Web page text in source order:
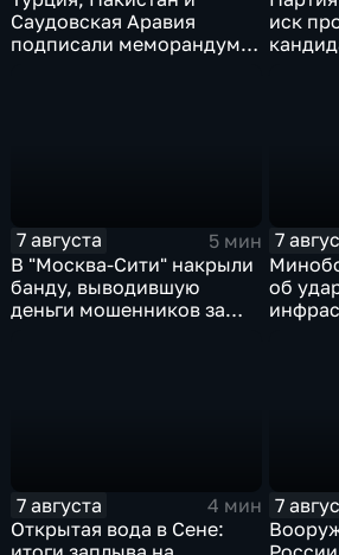
Саудовская Аравия
подписали меморандум о
иск
7 августа
5 мин
В "Москва‑Сити" накрыли
банду, выводившую
деньги мошенников за
7
об
7 августа
4 мин
Открытая вода в Сене:
7